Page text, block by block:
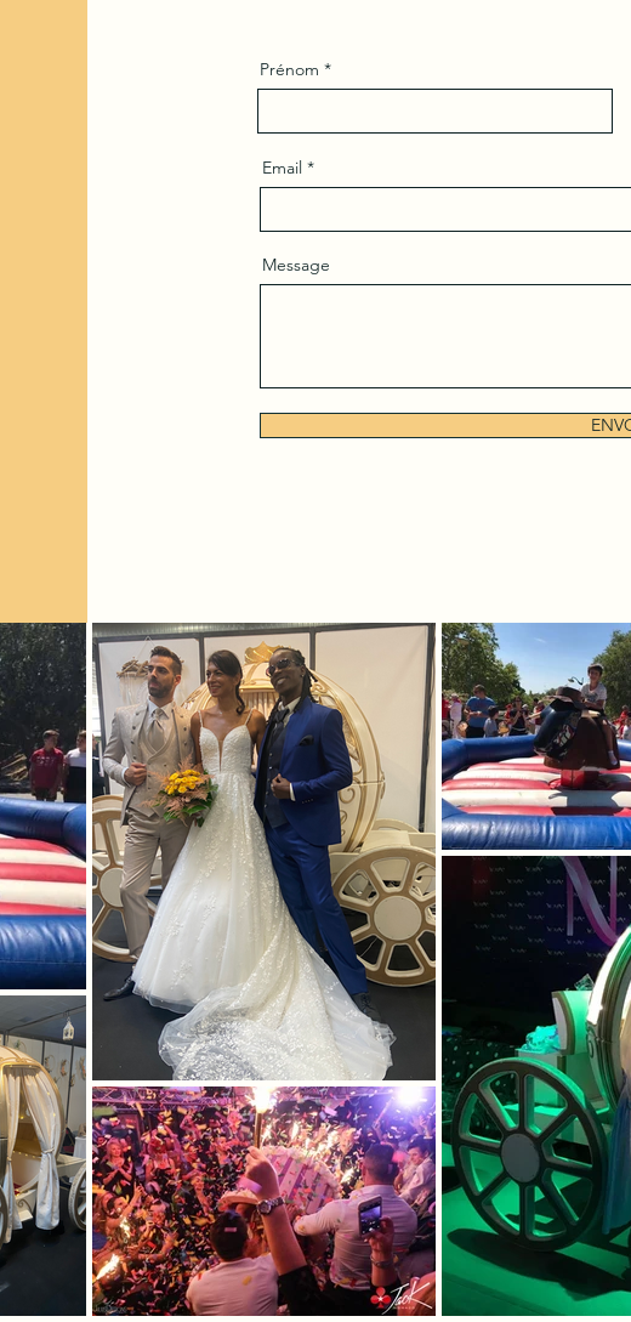
Prénom
Email
Message